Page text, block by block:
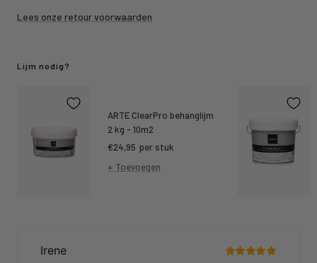
Lees onze retour voorwaarden
Lijm nodig?
ARTE ClearPro behanglijm
2 kg - 10m2
Kortings
prijs
€24,95 per stuk
+ Toevoegen